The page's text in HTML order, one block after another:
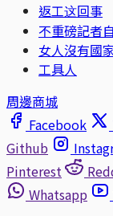
返工这回事
不重磅記者
女人沒有國
工具人
周邊商城
Facebook
Github
Pinterest
Whatsapp